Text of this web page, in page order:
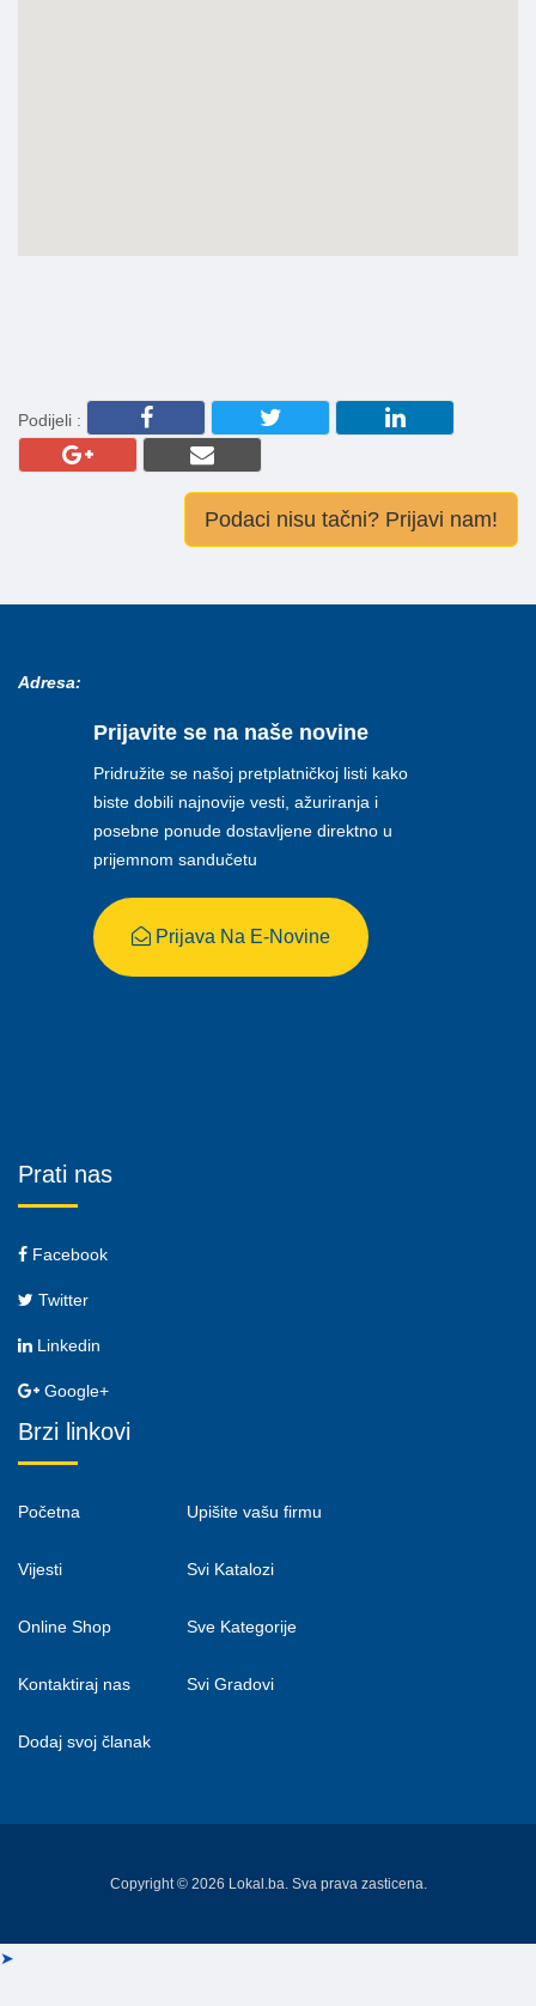
Podijeli :
Podaci nisu tačni? Prijavi nam!
Adresa:
Prijavite se na naše novine
Pridružite se našoj pretplatničkoj listi kako
biste dobili najnovije vesti, ažuriranja i
posebne ponude dostavljene direktno u
prijemnom sandučetu
Prijava Na E-Novine
Prati nas
Facebook
Twitter
Linkedin
Google+
Brzi linkovi
Početna
Vijesti
Online Shop
Kontaktiraj nas
Dodaj svoj članak
Upišite vašu firmu
Svi Katalozi
Sve Kategorije
Svi Gradovi
Copyright © 2026 Lokal.ba. Sva prava zasticena.
➤